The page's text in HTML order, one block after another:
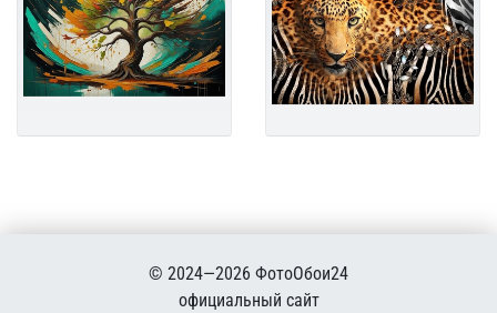
© 2024—2026 ФотоОбои24
официальный сайт